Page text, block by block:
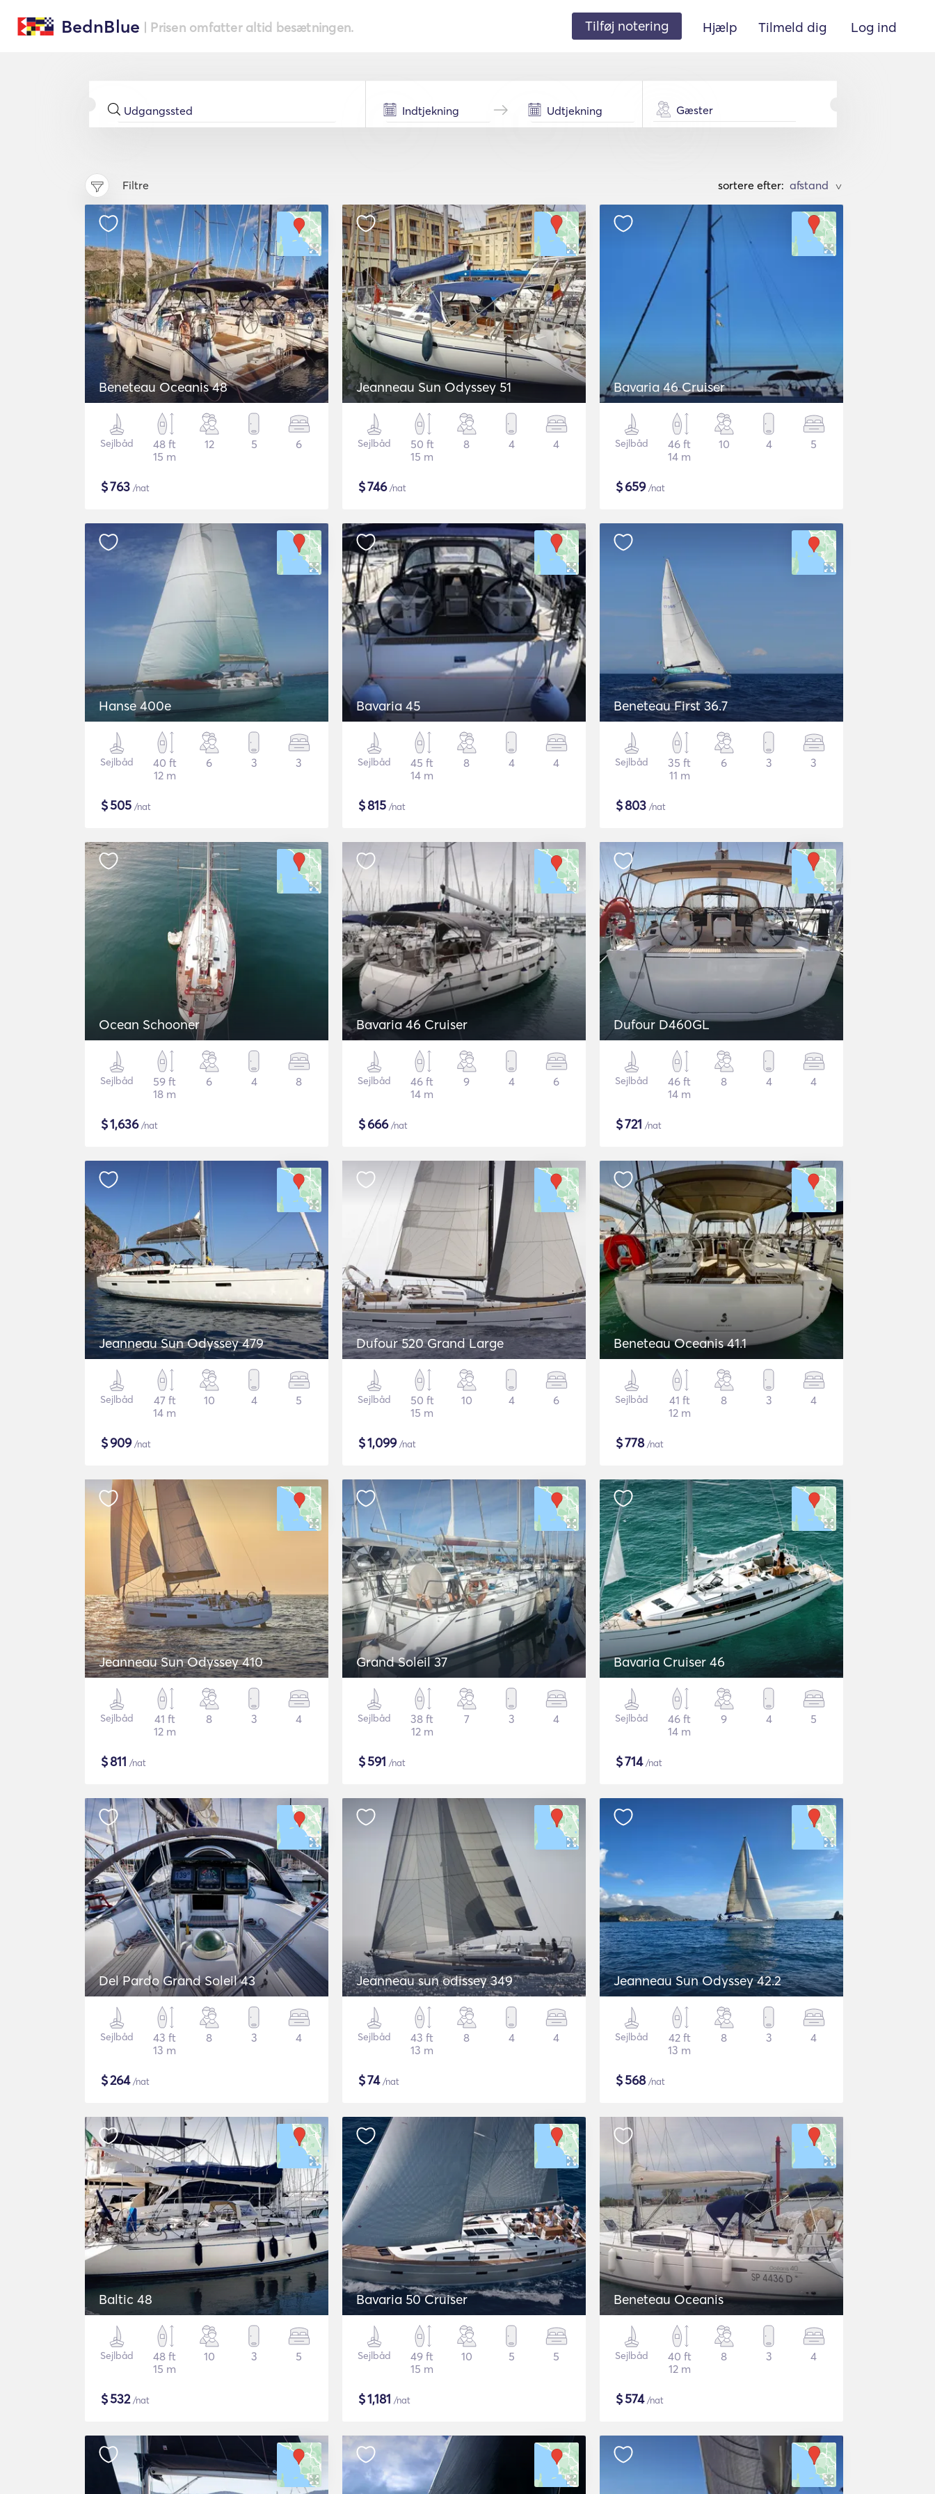
BednBlue | Prisen omfatter altid besætningen. Tilføj notering Hjælp Tilmeld dig Log ind
Gæster
Filtre sortere efter: >
Beneteau Oceanis 48
Sejlbåd
48 ft
15 m
12 5 6
$763 /nat
Jeanneau Sun Odyssey 51
Sejlbåd
50 ft
15 m
8 4 4
$746/nat
Bavaria 46 Cruiser
Sejlbåd
46 ft
14 m
10 4 5
$659/nat
Hanse 400e
Sejlbåd
40 ft
12 m
6 3 3
$505 /nat
Bavaria 45
Sejlbåd
45 ft
14 m
8 4 4
$815 /nat
Beneteau First 36.7
Sejlbåd
35 ft
11 m
6 3 3
$803 /nat
Ocean Schooner
Sejlbåd
59 ft
18 m
6 4 8
$1,636/nat
Bavaria 46 Cruiser
Sejlbåd
46 ft
14 m
9 4 6
$666/nat
Dufour D460GL
Sejlbåd
46 ft
14 m
8 4 4
$721 /nat
Jeanneau Sun Odyssey 479
Sejlbåd
47 ft
14 m
10 4 5
$909/nat
Dufour 520 Grand Large
Sejlbåd
50 ft
15 m
10 4 6
$1,099/nat
Beneteau Oceanis 41.1
Sejlbåd
41 ft
12 m
8 3 4
$778/nat
Jeanneau Sun Odyssey 410
Sejlbåd
41 ft
12 m
8 3 4
$811 /nat
Grand Soleil 37
Sejlbåd
38 ft
12 m
7 3 4
$591 /nat
Bavaria Cruiser 46
Sejlbåd
46 ft
14 m
9 4 5
$714/nat
Del Pardo Grand Soleil 43
Sejlbåd
43 ft
13 m
8 3 4
$264/nat
Jeanneau sun odissey 349
Sejlbåd
43 ft
13 m
8 4 4
$74/nat
Jeanneau Sun Odyssey 42.2
Sejlbåd
42 ft
13 m
8 3 4
$568/nat
Baltic 48
Sejlbåd
48 ft
15 m
10 3 5
$532/nat
Bavaria 50 Cruiser
Sejlbåd
49 ft
15 m
10 5 5
$1,181 /nat
Beneteau Oceanis
Sejlbåd
40 ft
12 m
8 3 4
$574/nat